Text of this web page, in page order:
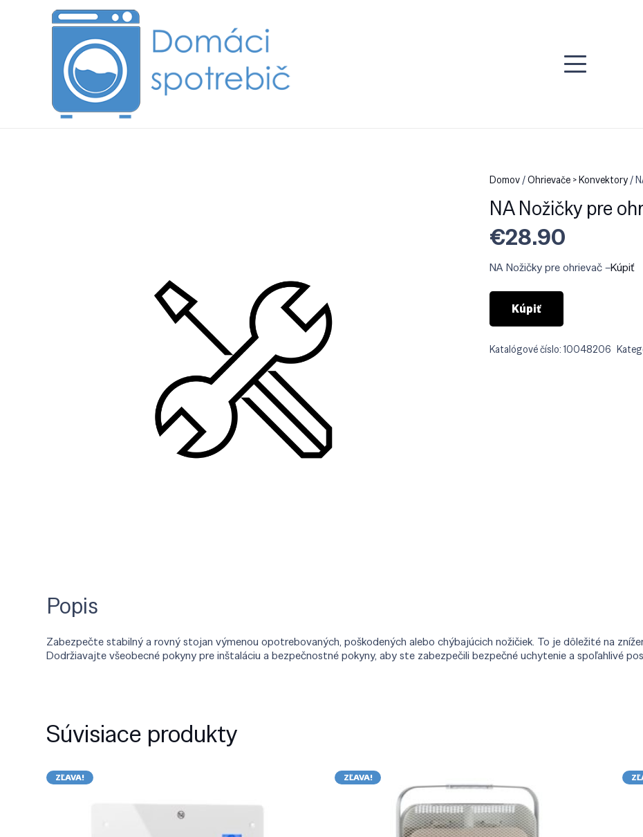
Domov/Ohrievače > Konvektory/
NA Nožičky pre
€28.90
NA Nožičky pre ohrievač –Kúpiť
Kúpiť
Katalógové číslo:10048206
Popis
Zabezpečte stabilný a rovný stojan výmenou opotrebovaných, poškodených alebo chýbajúcich nožičiek. To je dôležité na
Dodržiavajte všeobecné pokyny pre inštaláciu a bezpečnostné pokyny, aby ste zabezpečili bezpečné uchytenie a spoľahlivé
Súvisiace produkty
ZĽAVA! ZĽAVA!